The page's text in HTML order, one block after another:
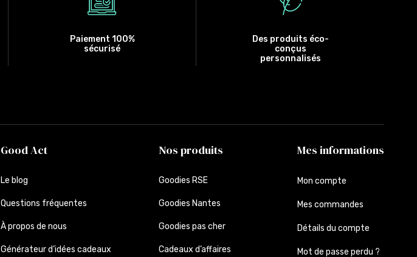
Paiement 100%
sécurisé
Des produits éco-
conçus
personnalisés
Good Act
Le blog
Questions fréquentes
À propos de nous
Générateur d’idées cadeaux
Nos produits
Goodies RSE
Goodies Nantes
Goodies pas cher
Cadeaux d’affaires
Mes informations
Mon compte
Mes commandes
Détails du compte
Mot de passe perdu ?